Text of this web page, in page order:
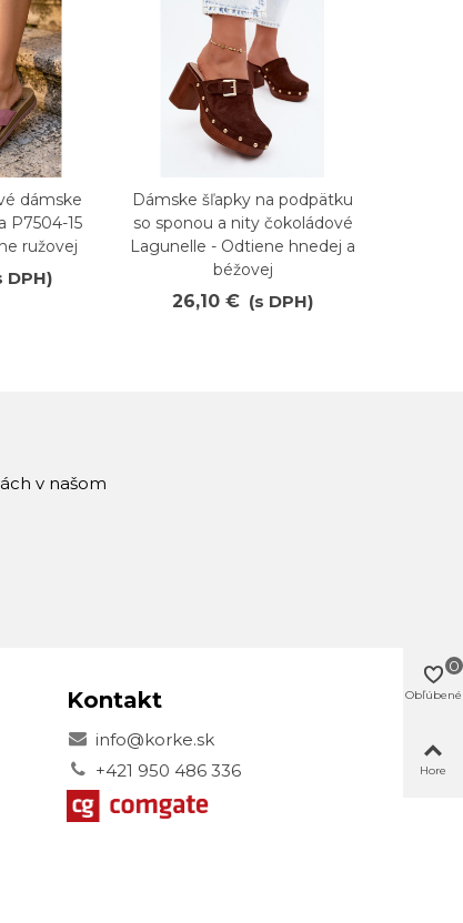
dámske
P7504-15
ružovej
DPH)
Obľúbené
Dámske šľapky na podpätku
so sponou a nity čokoládové
Lagunelle - Odtiene hnedej a
béžovej
26,10 € (s DPH)
v našom
Kontakt
info@korke.sk
+421 950 486 336
Obľúbené
0
Hore